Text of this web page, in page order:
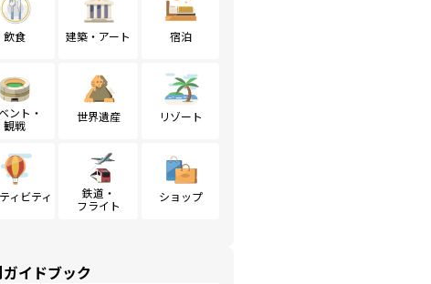
飲食 建築・アート 宿泊
ント・
観戦
世界遺産 リゾート
ィビティ
鉄道・
フライト
ショップ
イドブック